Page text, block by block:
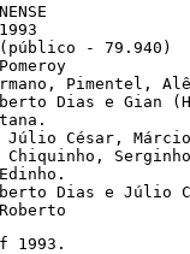
(público - 79.940)
Pimentel,
Dias e Gian
Júlio César,
Dias e Júlio
1993.